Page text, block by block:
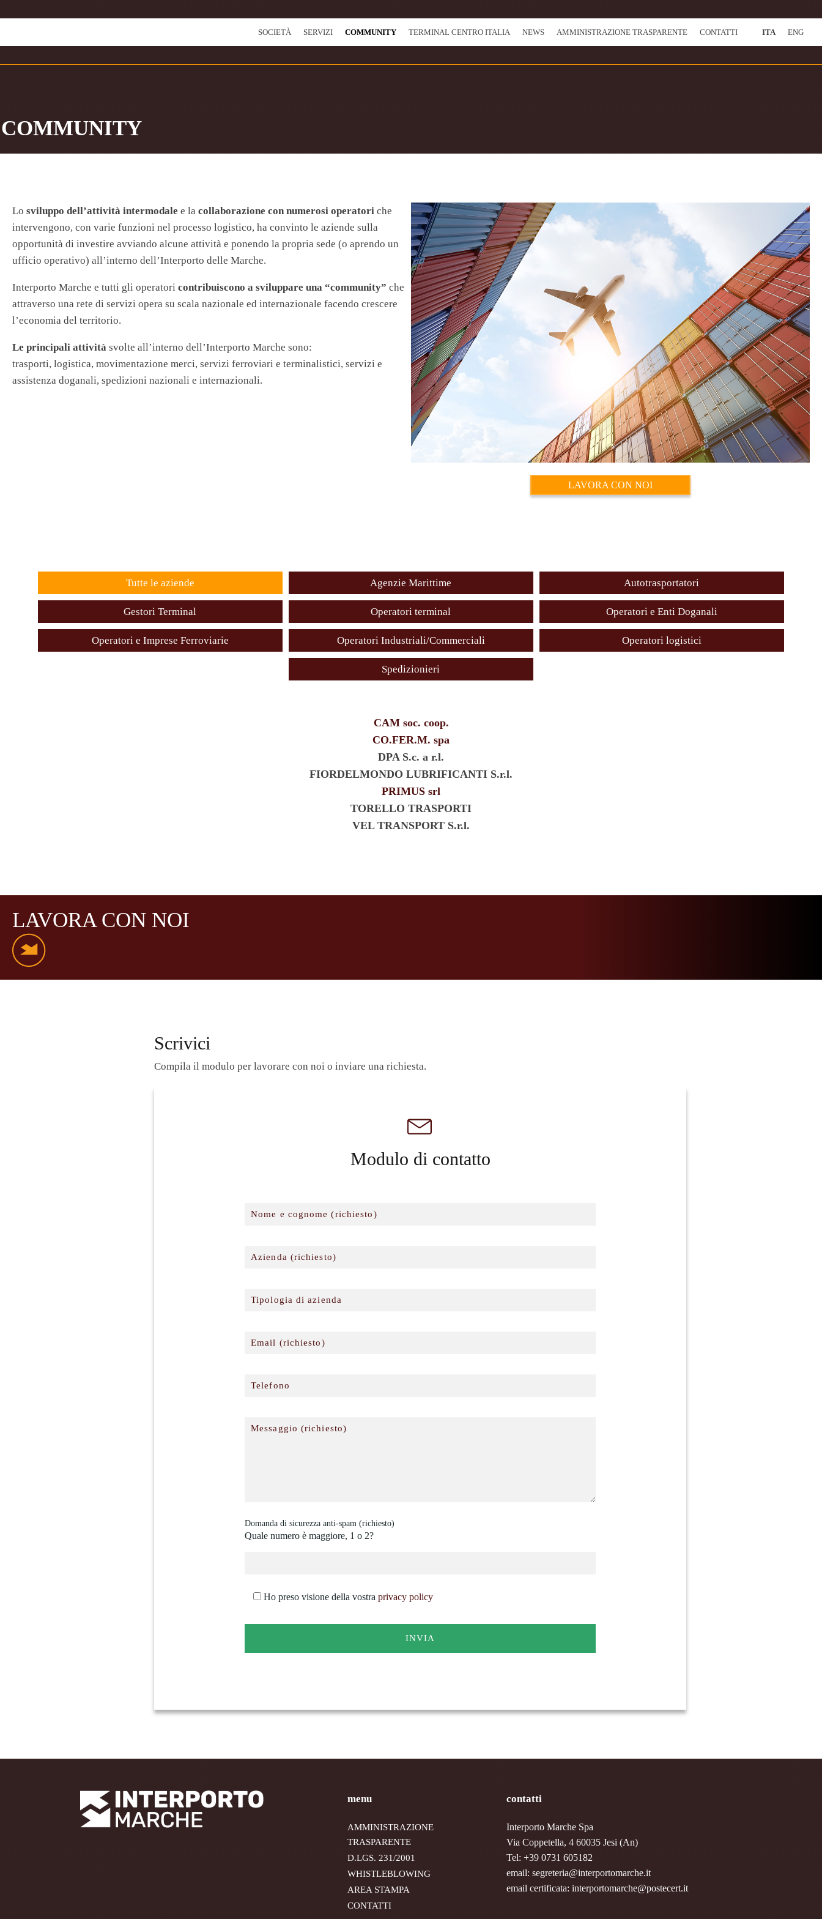
SOCIETÀ SERVIZI COMMUNITY TERMINAL CENTRO ITALIA NEWS AMMINISTRAZIONE TRASPARENTE CONTATTI ITA ENG
COMMUNITY
Lo sviluppo dell’attività intermodale e la collaborazione con numerosi operatori che
intervengono, con varie funzioni nel processo logistico, ha convinto le aziende sulla
opportunità di investire avviando alcune attività e ponendo la propria sede (o aprendo un
ufficio operativo) all’interno dell’Interporto delle Marche.
Interporto Marche e tutti gli operatori contribuiscono a sviluppare una “community” che
attraverso una rete di servizi opera su scala nazionale ed internazionale facendo crescere
l’economia del territorio.
Le principali attività svolte all’interno dell’Interporto Marche sono:
trasporti, logistica, movimentazione merci, servizi ferroviari e terminalistici, servizi e
assistenza doganali, spedizioni nazionali e internazionali.
LAVORA CON NOI
Tutte le aziende Agenzie Marittime Autotrasportatori
Gestori Terminal Operatori terminal Operatori e Enti Doganali
Operatori e Imprese Ferroviarie Operatori Industriali/Commerciali Operatori logistici
Spedizionieri
CAM soc. coop.
CO.FER.M. spa
DPA S.c. a r.l.
FIORDELMONDO LUBRIFICANTI S.r.l.
PRIMUS srl
TORELLO TRASPORTI
VEL TRANSPORT S.r.l.
LAVORA CON NOI
Scrivici
Compila il modulo per lavorare con noi o inviare una richiesta.
Modulo di contatto
Domanda di sicurezza anti-spam (richiesto)
Quale numero è maggiore, 1 o 2?
Ho preso visione della vostra privacy policy
menu
AMMINISTRAZIONE
TRASPARENTE
D.LGS. 231/2001
WHISTLEBLOWING
AREA STAMPA
CONTATTI
contatti
Interporto Marche Spa
Via Coppetella, 4 60035 Jesi (An)
Tel: +39 0731 605182
email: segreteria@interportomarche.it
email certificata: interportomarche@postecert.it